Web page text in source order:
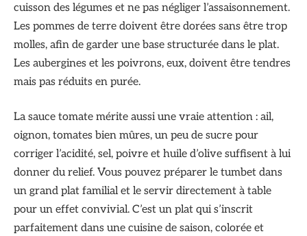
cuisson des légumes et ne pas négliger l’assaisonnement.
Les pommes de terre doivent être dorées sans être trop
molles, afin de garder une base structurée dans le plat.
Les aubergines et les poivrons, eux, doivent être tendres
mais pas réduits en purée.
La sauce tomate mérite aussi une vraie attention : ail,
oignon, tomates bien mûres, un peu de sucre pour
corriger l’acidité, sel, poivre et huile d’olive suffisent à lui
donner du relief. Vous pouvez préparer le tumbet dans
un grand plat familial et le servir directement à table
pour un effet convivial. C’est un plat qui s’inscrit
parfaitement dans une cuisine de saison, colorée et